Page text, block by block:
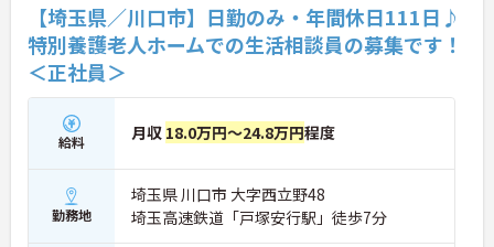
【埼玉県／川口市】日勤のみ・年間休日111日♪
特別養護老人ホームでの生活相談員の募集です！
＜正社員＞
給料 月収 18.0万円～24.8万円程度
勤務地
埼玉県 川口市 大字西立野48
埼玉高速鉄道「戸塚安行駅」徒歩7分